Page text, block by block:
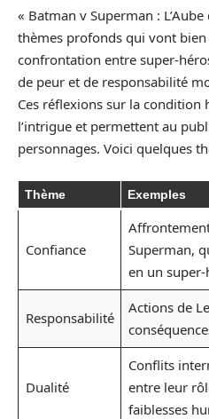
« Batman v Superman :
thèmes profonds qui vont
confrontation entre super-
de peur et de responsabilité
Ces réflexions sur la condition
l’intrigue et permettent au
personnages. Voici quelques
Thème Exemples
Confiance
Superman,
en un super-
Responsabilité
Actions de
Dualité
Conflits
entre leur
faiblesses